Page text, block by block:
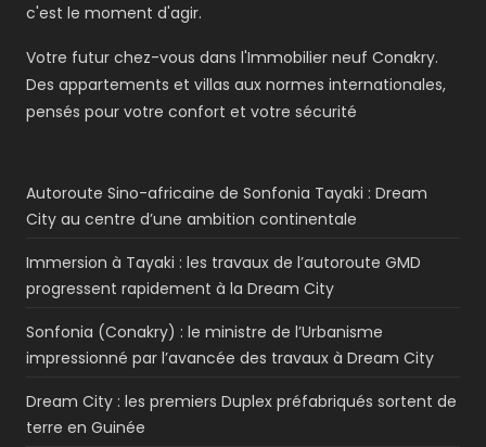
c'est le moment d'agir.
Votre futur chez-vous dans l'Immobilier neuf Conakry.
Des appartements et villas aux normes internationales,
pensés pour votre confort et votre sécurité
Autoroute Sino-africaine de Sonfonia Tayaki : Dream
City au centre d’une ambition continentale
Immersion à Tayaki : les travaux de l’autoroute GMD
progressent rapidement à la Dream City
Sonfonia (Conakry) : le ministre de l’Urbanisme
impressionné par l’avancée des travaux à Dream City
Dream City : les premiers Duplex préfabriqués sortent de
terre en Guinée